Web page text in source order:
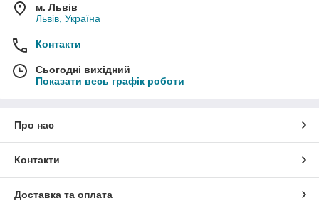
м. Львів
Львів, Україна
Контакти
Сьогодні вихідний
Показати весь графік роботи
Про нас
Контакти
Доставка та оплата